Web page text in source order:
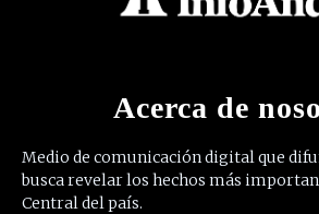
Acerca de
Medio de comunicación digital que
busca revelar los hechos más
Central del país.